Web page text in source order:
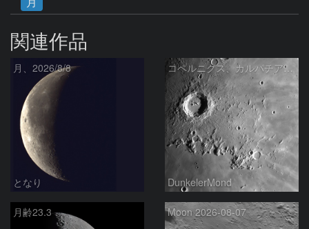
関連作品
月、2026/8/8
となり
コペルニクス、カルパチア山脈付近
DunkelerMond
月齢23.3 Moon 2026-08-07